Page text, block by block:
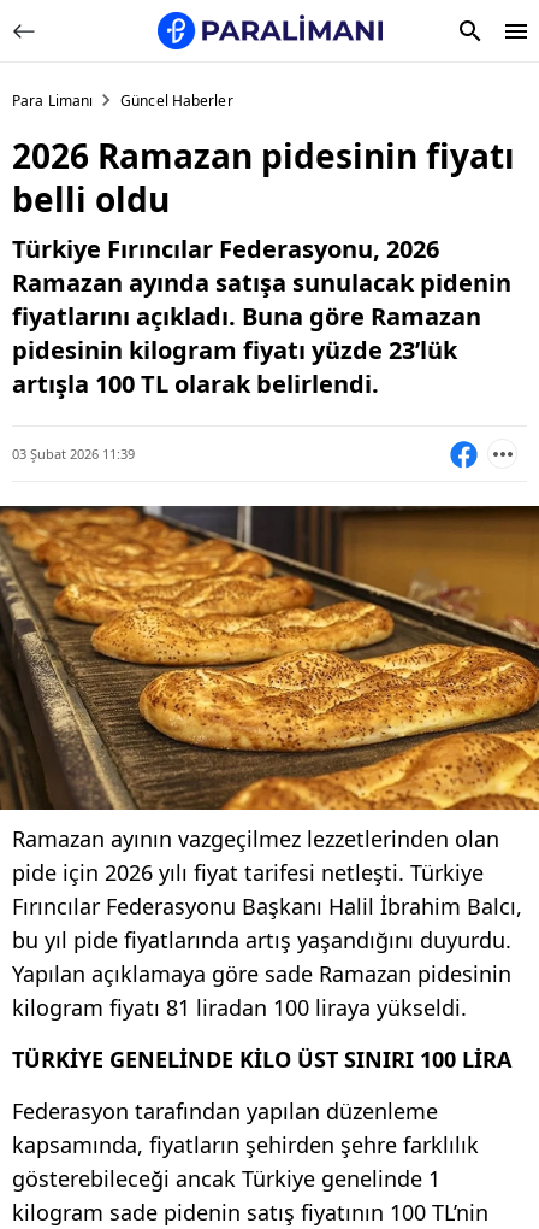
Para Limanı Güncel Haberler
2026 Ramazan pidesinin fiyatı
belli oldu
Türkiye Fırıncılar Federasyonu, 2026
Ramazan ayında satışa sunulacak pidenin
fiyatlarını açıkladı. Buna göre Ramazan
pidesinin kilogram fiyatı yüzde 23’lük
artışla 100 TL olarak belirlendi.
03 Şubat 2026 11:39
Ramazan ayının vazgeçilmez lezzetlerinden olan
pide için 2026 yılı fiyat tarifesi netleşti. Türkiye
Fırıncılar Federasyonu Başkanı Halil İbrahim Balcı,
bu yıl pide fiyatlarında artış yaşandığını duyurdu.
Yapılan açıklamaya göre sade Ramazan pidesinin
kilogram fiyatı 81 liradan 100 liraya yükseldi.
TÜRKİYE GENELİNDE KİLO ÜST SINIRI 100 LİRA
Federasyon tarafından yapılan düzenleme
kapsamında, fiyatların şehirden şehre farklılık
gösterebileceği ancak Türkiye genelinde 1
kilogram sade pidenin satış fiyatının 100 TL’nin